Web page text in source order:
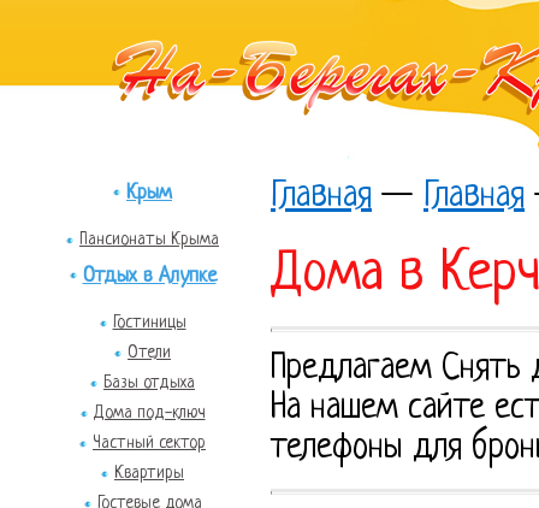
Крым
Пансионаты Крыма
Отдых в Алупке
Гостиницы
Отели
Базы отдыха
Дома под-ключ
Частный сектор
Квартиры
Гостевые дома
Главная — Главная
Дома в
Предлагаем
На нашем сайте
телефоны для